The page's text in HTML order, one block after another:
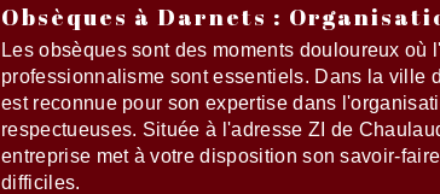
Obsèques à Darnets :
Les obsèques sont des moments douloureux où
professionnalisme sont essentiels. Dans la ville
est reconnue pour son expertise dans
respectueuses. Située à l'adresse ZI de
entreprise met à votre disposition son savoir-
difficiles.